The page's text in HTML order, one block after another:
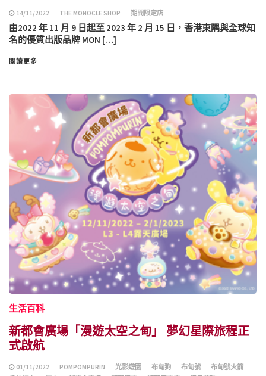
14/11/2022 THE MONOCLE SHOP 期間限定店
由2022 年 11 月 9 日起至 2023 年 2 月 15 日，香港東隅與全球知
名的優質出版品牌 MON […]
閱讀更多
生活百科
新都會廣場「漫遊太空之甸」 夢幻星際旅程正
式啟航
01/11/2022 POMPOMPURIN 光影遊園 布甸狗 布甸號
布甸號火箭